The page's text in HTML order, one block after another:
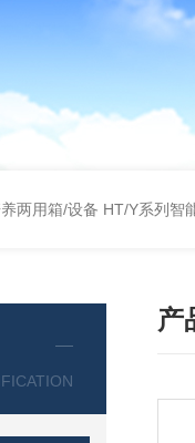
两用箱/设备 HT/Y系列智
产